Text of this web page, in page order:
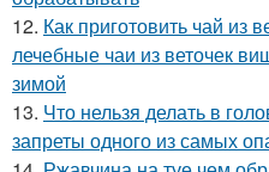
12. Как приготовить чай из
лечебные чаи из веточек
зимой
13. Что нельзя делать в
запреты одного из самых